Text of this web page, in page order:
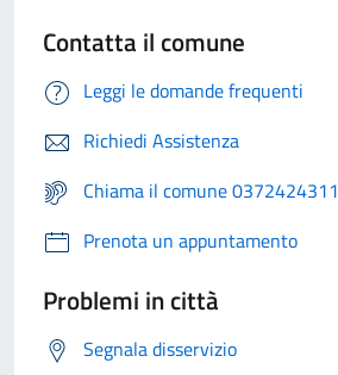
Contatta il comune
Leggi le domande frequenti
Richiedi Assistenza
Chiama il comune 0372424311
Prenota un appuntamento
Problemi in città
Segnala disservizio